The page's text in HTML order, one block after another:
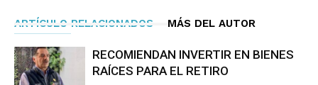
ARTÍCULO RELACIONADOS MÁS DEL AUTOR
RECOMIENDAN INVERTIR EN BIENES
RAÍCES PARA EL RETIRO